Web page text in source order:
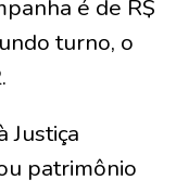
é de R$
turno, o
Justiça
patrimônio